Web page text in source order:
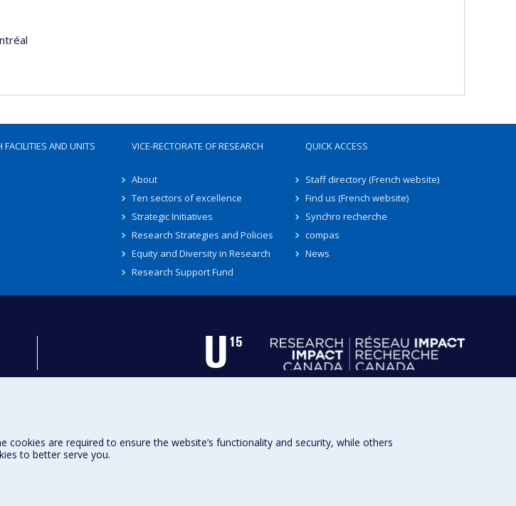
FACILITIES AND UNITS VICE-RECTORATE OF RESEARCH
About
Ten sectors of excellence
Strategic Initiatives
Research Strategies and Policies
Equity and Diversity in Research
Research Support Fund
QUICK ACCESS
Staff directory (French website)
Find us (French website)
Synchro recherche
compas
News
are required to ensure the website’s functionality and security, while others
to better serve you.